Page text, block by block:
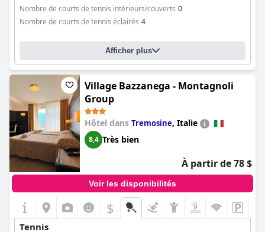
Nombre de courts de tennis intérieurs/couverts 0
Nombre de courts de tennis éclairés 4
Afficher plus
Village Bazzanega - Montagnoli
Group
Hôtel dans Tremosine, Italie
8,4 Très bien
À partir de 78 $
Voir les disponibilités
$
Tennis